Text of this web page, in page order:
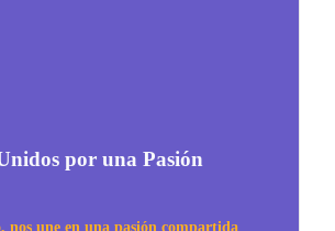
por una Pasión
nos une en una pasión compartida